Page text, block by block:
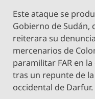
Este ataque se
Gobierno de Sudán,
reiterara su
mercenarios de
paramilitar FAR en
tras un repunte de
occidental de Darfur.